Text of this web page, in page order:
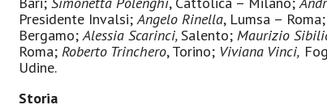
Presidente Invalsi;Angelo Rinella, Lumsa – Roma;
Bergamo;Alessia Scarinci,Salento; Maurizio
Roma; Roberto Trinchero, Torino; Viviana Vinci,
Udine.
Storia